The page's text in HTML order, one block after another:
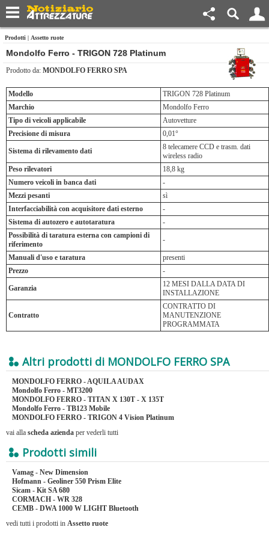
Prodotti | Assetto ruote
Mondolfo Ferro - TRIGON 728 Platinum
Prodotto da: MONDOLFO FERRO SPA
Modello
TRIGON 728 Platinum
Marchio
Mondolfo Ferro
Tipo di veicoli applicabile
Autovetture
Precisione di misura
0,01°
Sistema di rilevamento dati
8 telecamere CCD e trasm. dati
wireless radio
Peso rilevatori
18,8 kg
Numero veicoli in banca dati
-
Mezzi pesanti
sì
Interfacciabilità con acquisitore dati esterno
-
Sistema di autozero e autotaratura
-
Possibilità di taratura esterna con campioni di
riferimento
-
Manuali d'uso e taratura
presenti
Prezzo
-
Garanzia
12 MESI DALLA DATA DI
INSTALLAZIONE
Contratto
CONTRATTO DI
MANUTENZIONE
PROGRAMMATA
Altri prodotti di MONDOLFO FERRO SPA
MONDOLFO FERRO - AQUILA AUDAX
Mondolfo Ferro - MT3200
MONDOLFO FERRO - TITAN X 130T - X 135T
Mondolfo Ferro - TB123 Mobile
MONDOLFO FERRO - TRIGON 4 Vision Platinum
vai alla scheda azienda per vederli tutti
Prodotti simili
Vamag - New Dimension
Hofmann - Geoliner 550 Prism Elite
Sicam - Kit SA 680
CORMACH - WR 328
CEMB - DWA 1000 W LIGHT Bluetooth
vedi tutti i prodotti in Assetto ruote